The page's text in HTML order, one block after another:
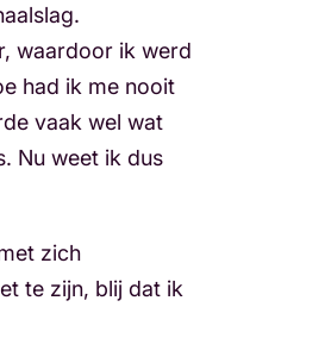
waardoor ik werd
had ik me nooit
vaak wel wat
Nu weet ik dus
zich
te zijn, blij dat ik